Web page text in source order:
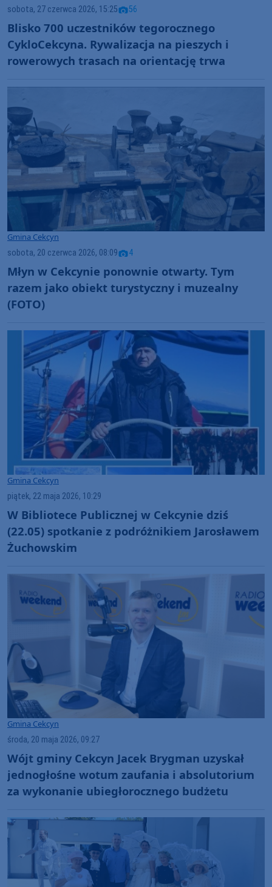
sobota, 27 czerwca 2026, 15:25 56
Blisko 700 uczestników tegorocznego
CykloCekcyna. Rywalizacja na pieszych i
rowerowych trasach na orientację trwa
Gmina Cekcyn
sobota, 20 czerwca 2026, 08:09 4
Młyn w Cekcynie ponownie otwarty. Tym
razem jako obiekt turystyczny i muzealny
(FOTO)
Gmina Cekcyn
piątek, 22 maja 2026, 10:29
W Bibliotece Publicznej w Cekcynie dziś
(22.05) spotkanie z podróżnikiem Jarosławem
Żuchowskim
Gmina Cekcyn
środa, 20 maja 2026, 09:27
Wójt gminy Cekcyn Jacek Brygman uzyskał
jednogłośne wotum zaufania i absolutorium
za wykonanie ubiegłorocznego budżetu